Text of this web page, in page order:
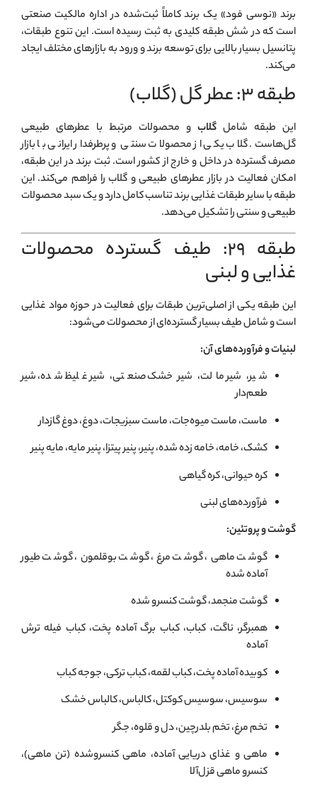
برند «نوسی فود» یک برند کاملاً ثبت‌شده در اداره مالکیت صنعتی
است که در شش طبقه کلیدی به ثبت رسیده است. این تنوع طبقات،
پتانسیل بسیار بالایی برای توسعه برند و ورود به بازارهای مختلف ایجاد
می‌کند.
طبقه ۳: عطر گل (گلاب)
این طبقه شامل گلاب و محصولات مرتبط با عطرهای طبیعی
گل‌هاست. گلاب یکی از محصولات سنتی و پرطرفدار ایرانی با بازار
مصرف گسترده در داخل و خارج از کشور است. ثبت برند در این طبقه،
امکان فعالیت در بازار عطرهای طبیعی و گلاب را فراهم می‌کند. این
طبقه با سایر طبقات غذایی برند تناسب کامل دارد و یک سبد محصولات
طبیعی و سنتی را تشکیل می‌دهد.
طبقه ۲۹: طیف گسترده محصولات
غذایی و لبنی
این طبقه یکی از اصلی‌ترین طبقات برای فعالیت در حوزه مواد غذایی
است و شامل طیف بسیار گسترده‌ای از محصولات می‌شود:
لبنیات و فرآورده‌های آن:
شیر، شیر مالت، شیر خشک صنعتی، شیر غلیظ شده، شیر
طعم‌دار
ماست، ماست میوه‌جات، ماست سبزیجات، دوغ، دوغ گازدار
کشک، خامه، خامه زده شده، پنیر، پنیر پیتزا، پنیر مایه، مایه پنیر
کره حیوانی، کره گیاهی
فرآورده‌های لبنی
گوشت و پروتئین:
گوشت ماهی، گوشت مرغ، گوشت بوقلمون، گوشت طیور
آماده شده
گوشت منجمد، گوشت کنسرو شده
همبرگر، ناگت، کباب، کباب برگ آماده پخت، کباب فیله ترش
آماده
کوبیده آماده پخت، کباب لقمه، کباب ترکی، جوجه کباب
سوسیس، سوسیس کوکتل، کالباس، کالباس خشک
تخم مرغ، تخم بلدرچین، دل و قلوه، جگر
ماهی و غذای دریایی آماده، ماهی کنسروشده (تن ماهی)،
کنسرو ماهی قزل‌آلا